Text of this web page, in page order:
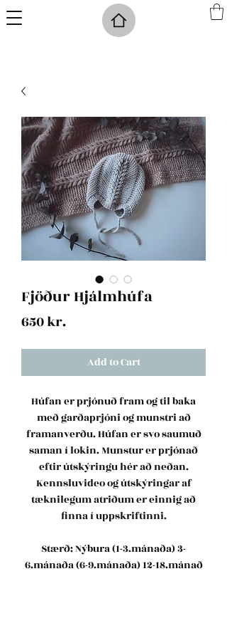
Fjöður Hjálmhúfa
650 kr.Price
Add to Cart
Húfan er prjónuð fram og til baka
með garðaprjóni og munstri að
framanverðu. Húfan er svo saumuð
saman í lokin. Munstur er prjónað
eftir útskýringu hér að neðan.
Kennsluvideo og útskýringar af
tæknilegum atriðum er einnig að
finna í uppskriftinni.
Stærð: Nýbura (1-3.mánaða) 3-
6.mánaða (6-9.mánaða) 12-18.mánað